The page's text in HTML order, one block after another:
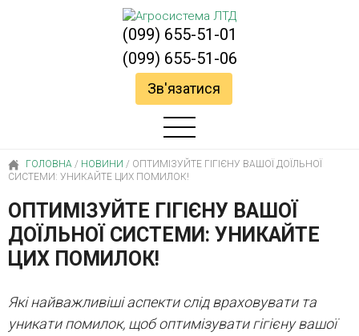
(099) 655-51-01
(099) 655-51-06
Зв'язатися
ГОЛОВНА / НОВИНИ / ОПТИМІЗУЙТЕ ГІГІЄНУ ВАШОЇ ДОЇЛЬНОЇ
СИСТЕМИ: УНИКАЙТЕ ЦИХ ПОМИЛОК!
ОПТИМІЗУЙТЕ ГІГІЄНУ ВАШОЇ
ДОЇЛЬНОЇ СИСТЕМИ: УНИКАЙТЕ
ЦИХ ПОМИЛОК!
Які найважливіші аспекти слід враховувати та
уникати помилок, щоб оптимізувати гігієну вашої